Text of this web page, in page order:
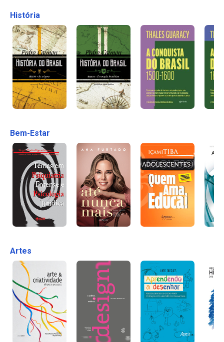
História
Bem-Estar
Artes